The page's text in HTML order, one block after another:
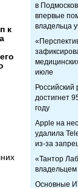
к
в
впервые
владельца
июле
достигнет
году
Apple на
удалила
из-за
«Тантор
Основные